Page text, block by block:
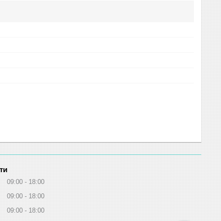
09:00
18:00
09:00
18:00
09:00
18:00